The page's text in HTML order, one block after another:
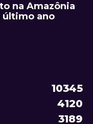
na Amazônia
último ano
10345
4120
3189